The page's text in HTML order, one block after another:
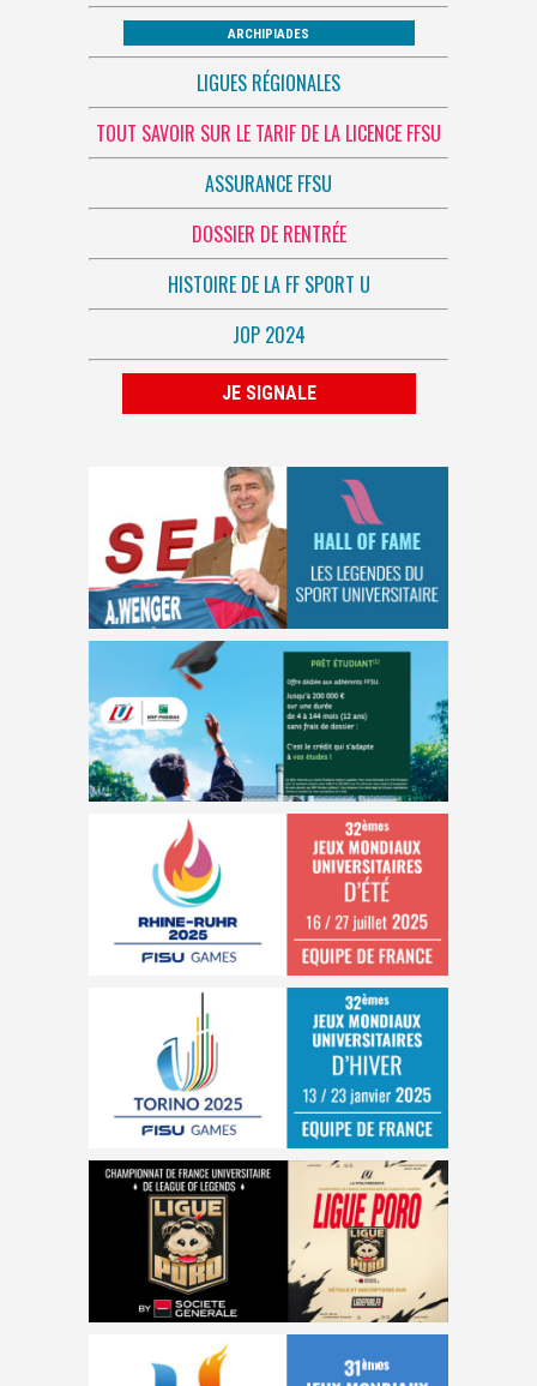
ARCHIPIADES
LIGUES RÉGIONALES
TOUT SAVOIR SUR LE TARIF DE LA LICENCE FFSU
ASSURANCE FFSU
DOSSIER DE RENTRÉE
HISTOIRE DE LA FF SPORT U
JOP 2024
JE SIGNALE